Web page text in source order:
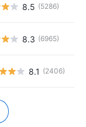
8.5 (5286)
8.3 (6965)
8.1 (2406)